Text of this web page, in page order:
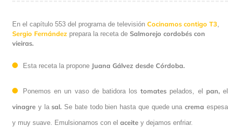
En el capítulo 553 del programa de televisión Cocinamos contigo T3
Sergio Fernández prepara la receta de Salmorejo cordobés con
vieiras.
Esta receta la propone Juana Gálvez desde Córdoba.
Ponemos en un vaso de batidora lostomates pelados, el pan,el
vinagre y lasal. Se bate todo bien hasta que quede unacrema espesa
y muy suave. Emulsionamos con el aceite y dejamos enfriar.